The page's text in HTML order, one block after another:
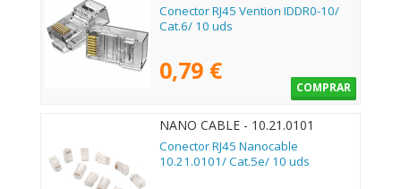
Conector RJ45 Vention IDDR0-10/
Cat.6/ 10 uds
0,79 €
COMPRAR
NANO CABLE - 10.21.0101
Conector RJ45 Nanocable
10.21.0101/ Cat.5e/ 10 uds